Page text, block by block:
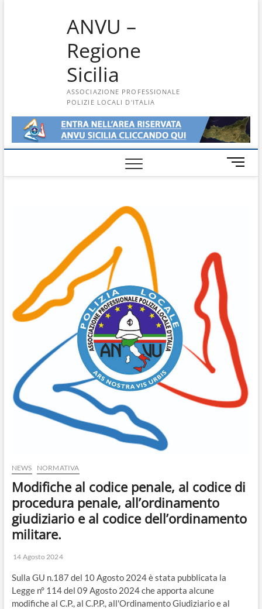
ANVU –
Regione
Sicilia
ASSOCIAZIONE PROFESSIONALE
POLIZIE LOCALI D'ITALIA
M
e
NEWS NORMATIVA
Modifiche al codice penale, al codice di
procedura penale, all’ordinamento
giudiziario e al codice dell’ordinamento
militare.
14 Agosto 2024
Sulla GU n.187 del 10 Agosto 2024 è stata pubblicata la
Legge n° 114 del 09 Agosto 2024 che apporta alcune
modifiche al C.P., al C.P.P., all'Ordinamento Giudiziario e al